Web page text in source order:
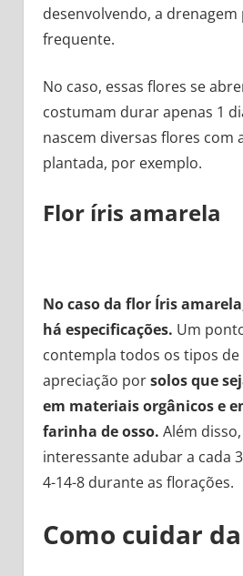
desenvolvendo, a
frequente.
No caso, essas flores se
costumam durar apenas 1
nascem diversas flores com
plantada, por exemplo.
Flor íris amarela
No caso da flor Íris
há especificações. Um
contempla todos os tipos de
apreciação porsolos que
em materiais orgânicos e
farinha de osso. Além
interessante adubar a cada
4-14-8 durante as florações.
Como cuidar